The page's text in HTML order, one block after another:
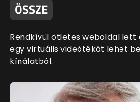
ÖSSZE
Rendkívül ötletes weboldal lett
egy virtuális videótékát lehet
kínálatból.